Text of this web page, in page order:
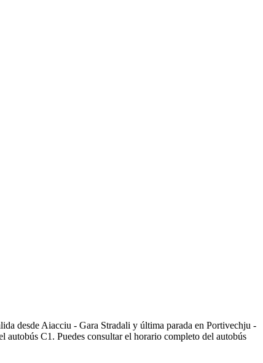
desde Aiacciu - Gara Stradali y última parada en Portivechju -
autobús C1. Puedes consultar el horario completo del autobús